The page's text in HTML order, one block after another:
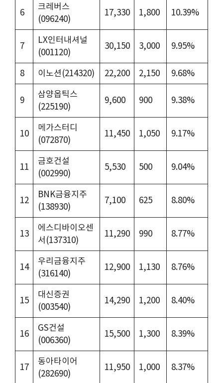
6
크레버스
(096240)
17,330 1,800 10.39%
7
LX인터내셔널
(001120)
30,150 3,000 9.95%
8 이노션(214320) 22,200 2,150 9.68%
9
삼양옵틱스
(225190)
9,600 900 9.38%
10
메가스터디
(072870)
11,450 1,050 9.17%
11
금호건설
(002990)
5,530 500 9.04%
12
BNK금융지주
(138930)
7,100 625 8.80%
13
에스디바이오센
서(137310)
11,290 990 8.77%
14
우리금융지주
(316140)
12,900 1,130 8.76%
15
대신증권
(003540)
14,290 1,200 8.40%
16
GS건설
(006360)
15,500 1,300 8.39%
17
동아타이어
(282690)
11,950 1,000 8.37%